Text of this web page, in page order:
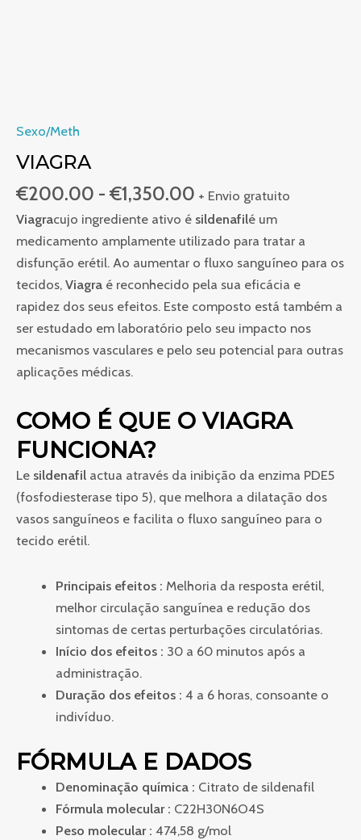
Sexo/Meth
VIAGRA
€200.00 - €1,350.00 + Envio gratuito
Viagracujo ingrediente ativo é sildenafilé um
medicamento amplamente utilizado para tratar a
disfunção erétil. Ao aumentar o fluxo sanguíneo para os
tecidos, Viagra é reconhecido pela sua eficácia e
rapidez dos seus efeitos. Este composto está também a
ser estudado em laboratório pelo seu impacto nos
mecanismos vasculares e pelo seu potencial para outras
aplicações médicas.
COMO É QUE O VIAGRA
FUNCIONA?
Le sildenafil actua através da inibição da enzima PDE5
(fosfodiesterase tipo 5), que melhora a dilatação dos
vasos sanguíneos e facilita o fluxo sanguíneo para o
tecido erétil.
Principais efeitos : Melhoria da resposta erétil,
melhor circulação sanguínea e redução dos
sintomas de certas perturbações circulatórias.
Início dos efeitos : 30 a 60 minutos após a
administração.
Duração dos efeitos : 4 a 6 horas, consoante o
indivíduo.
FÓRMULA E DADOS
Denominação química : Citrato de sildenafil
Fórmula molecular : C22H30N6O4S
Peso molecular : 474,58 g/mol